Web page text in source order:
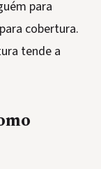
para
cobertura.
tende a